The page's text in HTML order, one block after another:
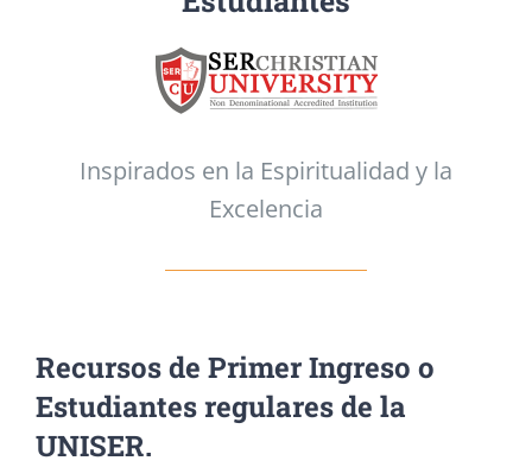
Inspirados en la Espiritualidad y la
Excelencia
Recursos de Primer Ingreso o
Estudiantes regulares de la
UNISER.